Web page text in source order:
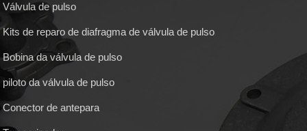
Válvula de pulso
Kits de reparo de diafragma de válvula de pulso
Bobina da válvula de pulso
piloto da válvula de pulso
Conector de antepara